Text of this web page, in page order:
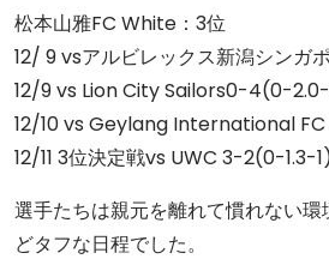
松本山雅FC White：3位
12/ 9 vsアルビレックス新潟シンガ
12/9 vs Lion City Sailors0-4(0-
12/10 vs Geylang International
12/11 3位決定戦vs UWC 3-2(0-1.3-
選手たちは親元を離れて慣れない環
どタフな日程でした。